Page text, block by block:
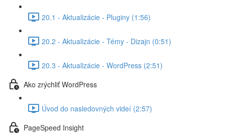
20.1 - Aktualizácie - Pluginy (1:56)
20.2 - Aktualizácie - Témy - Dizajn (0:51)
20.3 - Aktualizácie - WordPress (2:51)
Ako zrýchliť WordPress
Úvod do nasledovných videí (2:57)
PageSpeed Insight